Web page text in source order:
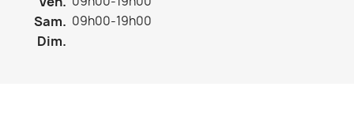
Sam. 09h00-19h00
Dim.